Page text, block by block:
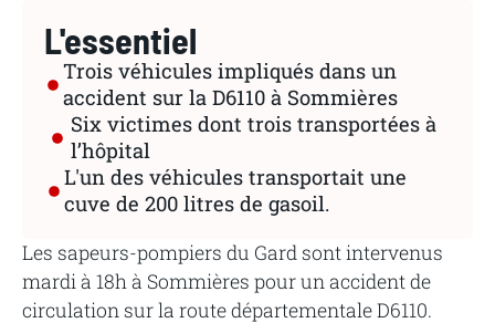
L'essentiel
Trois véhicules impliqués dans un
accident sur la D6110 à Sommières
Six victimes dont trois transportées à
l’hôpital
L'un des véhicules transportait une
cuve de 200 litres de gasoil.
Les sapeurs-pompiers du Gard sont intervenus
mardi à 18h à Sommières pour un accident de
circulation sur la route départementale D6110.